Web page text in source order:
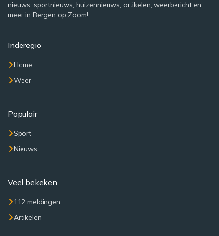
nieuws, sportnieuws, huizennieuws, artikelen, weerbericht en
meer in Bergen op Zoom!
Inderegio
Home
Weer
Populair
Sport
Nieuws
Veel bekeken
112 meldingen
Artikelen